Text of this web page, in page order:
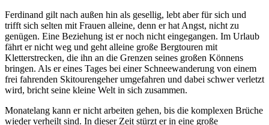
Ferdinand gilt nach außen hin als gesellig, lebt aber für sich und
trifft sich selten mit Frauen alleine, denn er hat Angst, nicht zu
genügen. Eine Beziehung ist er noch nicht eingegangen. Im Urlaub
fährt er nicht weg und geht alleine große Bergtouren mit
Kletterstrecken, die ihn an die Grenzen seines großen Könnens
bringen. Als er eines Tages bei einer Schneewanderung von einem
frei fahrenden Skitourengeher umgefahren und dabei schwer verletzt
wird, bricht seine kleine Welt in sich zusammen.
Monatelang kann er nicht arbeiten gehen, bis die komplexen Brüche
wieder verheilt sind. In dieser Zeit stürzt er in eine große